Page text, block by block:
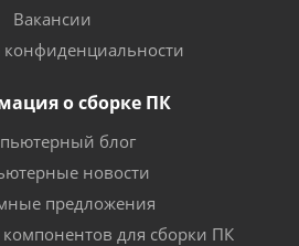
Вакансии
конфиденциальности
о сборке ПК
блог
новости
предложения
для сборки ПК